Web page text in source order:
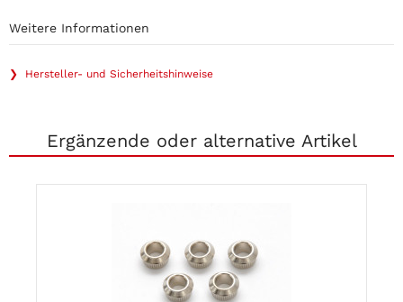
Weitere Informationen
❯ Hersteller- und Sicherheitshinweise
Ergänzende oder alternative Artikel